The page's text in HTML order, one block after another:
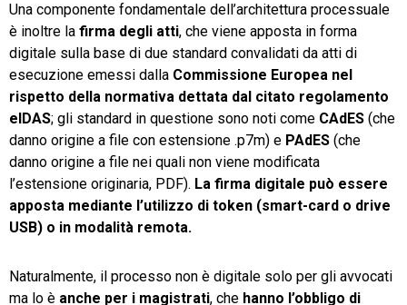
Una componente fondamentale dell’architettura processuale
è inoltre la firma degli atti, che viene apposta in forma
digitale sulla base di due standard convalidati da atti di
esecuzione emessi dalla Commissione Europea nel
rispetto della normativa dettata dal citato regolamento
eIDAS; gli standard in questione sono noti come CAdES (che
danno origine a file con estensione .p7m) e PAdES (che
danno origine a file nei quali non viene modificata
l’estensione originaria, PDF). La firma digitale può essere
apposta mediante l’utilizzo di token (smart-card o drive
USB) o in modalità remota.
Naturalmente, il processo non è digitale solo per gli avvocati
ma lo è anche per i magistrati, che hanno l’obbligo di